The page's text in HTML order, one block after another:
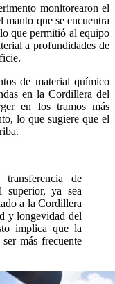
monitorearon el
que se encuentra
que permitió al equipo
a profundidades de
de material químico
en la Cordillera del
en los tramos más
lo que sugiere que el
de
superior, ya sea
a la Cordillera
y longevidad del
implica que la
más frecuente